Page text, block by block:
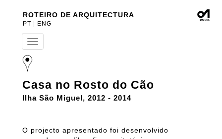
ROTEIRO DE ARQUITECTURA
PT ENG
T
o
g
e
n
g
Casa no Rosto do Cão
Ilha São Miguel, 2012 - 2014
O projecto apresentado foi desenvolvido